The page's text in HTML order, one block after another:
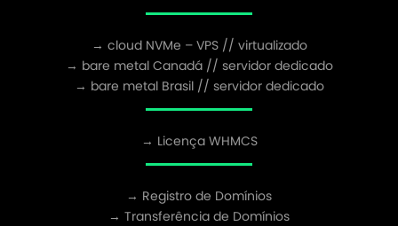
→ cloud NVMe – VPS // virtualizado
→ bare metal Canadá // servidor dedicado
→ bare metal Brasil // servidor dedicado
→ Licença WHMCS
→ Registro de Domínios
→ Transferência de Domínios